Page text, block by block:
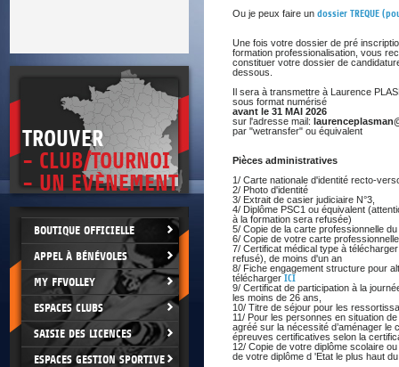
TROUVER
- CLUB/TOURNOI
- UN EVÈNEMENT
BOUTIQUE OFFICIELLE
APPEL À BÉNÉVOLES
MY FFVOLLEY
ESPACES CLUBS
SAISIE DES LICENCES
ESPACES GESTION SPORTIVE
Ou je peux faire un dossier TREQUE
Une fois votre dossier de pré
formation professionalisation, vous
constituer votre dossier de
dessous.
Il sera à transmettre à Laurence
sous format numérisé
avant le 31 MAI 2026
sur l'adresse mail:
par "wetransfer" ou équivalent
Pièces administratives
1/ Carte nationale d'identité recto-
2/ Photo d'identité
3/ Extrait de casier judiciaire N°3,
4/ Diplôme PSC1 ou équivalent
à la formation sera refusée)
5/ Copie de la carte professionnelle du
6/ Copie de votre carte
7/ Certificat médical type à télécharger
refusé), de moins d'un an
8/ Fiche engagement structure pour
télécharger ICI
9/ Certificat de participation à la
les moins de 26 ans,
10/ Titre de séjour pour les
11/ Pour les personnes en situation de
agréé sur la nécessité d’aménager le
épreuves certificatives selon la
12/ Copie de votre diplôme scolaire
de votre diplôme d 'Etat le plus haut